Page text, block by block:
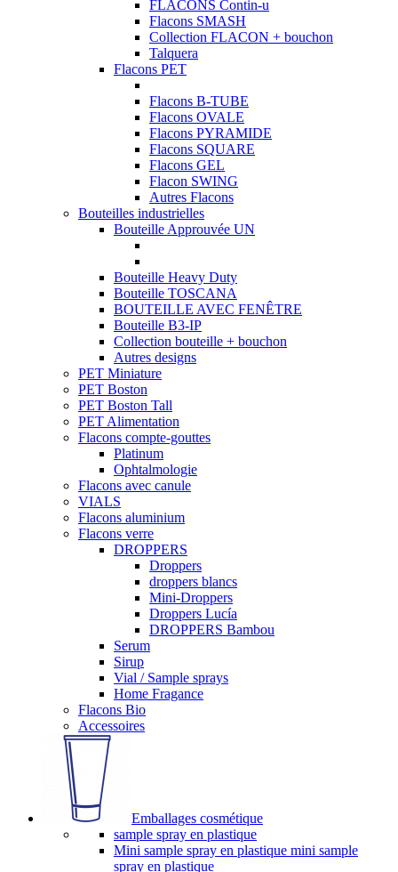
FLACONS Contin-u
Flacons SMASH
Collection FLACON + bouchon
Talquera
Flacons PET
Flacons B-TUBE
Flacons OVALE
Flacons PYRAMIDE
Flacons SQUARE
Flacons GEL
Flacon SWING
Autres Flacons
Bouteilles industrielles
Bouteille Approuvée UN
Bouteille Heavy Duty
Bouteille TOSCANA
BOUTEILLE AVEC FENÊTRE
Bouteille B3-IP
Collection bouteille + bouchon
Autres designs
PET Miniature
PET Boston
PET Boston Tall
PET Alimentation
Flacons compte-gouttes
Platinum
Ophtalmologie
Flacons avec canule
VIALS
Flacons aluminium
Flacons verre
DROPPERS
Droppers
droppers blancs
Mini-Droppers
Droppers Lucía
DROPPERS Bambou
Serum
Sirup
Vial / Sample sprays
Home Fragance
Flacons Bio
Accessoires
Emballages cosmétique
sample spray en plastique
Mini sample spray en plastique mini sample
spray en plastique